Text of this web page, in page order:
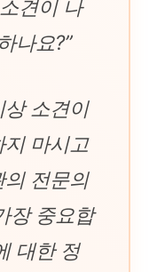
견이 나
나요?”
상 소견이
지 마시고
의 전문의
장 중요합
대한 정